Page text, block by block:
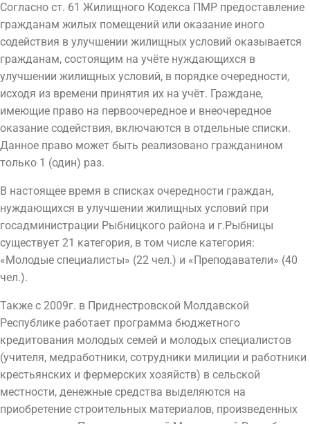
Согласно ст. 61 Жилищного Кодекса ПМР предоставление
гражданам жилых помещений или оказание иного
содействия в улучшении жилищных условий оказывается
гражданам, состоящим на учёте нуждающихся в
улучшении жилищных условий, в порядке очередности,
исходя из времени принятия их на учёт. Граждане,
имеющие право на первоочередное и внеочередное
оказание содействия, включаются в отдельные списки.
Данное право может быть реализовано гражданином
только 1 (один) раз.
В настоящее время в списках очередности граждан,
нуждающихся в улучшении жилищных условий при
госадминистрации Рыбницкого района и г.Рыбницы
существует 21 категория, в том числе категория:
«Молодые специалисты» (22 чел.) и «Преподаватели» (40
чел.).
Также с 2009г. в Приднестровской Молдавской
Республике работает программа бюджетного
кредитования молодых семей и молодых специалистов
(учителя, медработники, сотрудники милиции и работники
крестьянских и фермерских хозяйств) в сельской
местности, денежные средства выделяются на
приобретение строительных материалов, произведенных